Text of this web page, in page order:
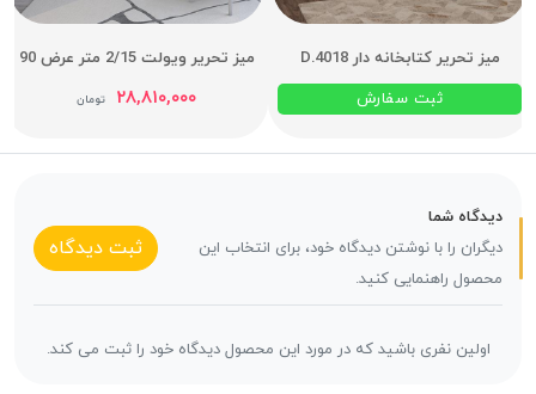
میز تحریر کتابخانه دار D.4018
ثبت سفارش
میز تحریر ویولت 2/15 متر عرض 90
۲۸,۸۱۰,۰۰۰ تومان
دیدگاه شما
دیگران را با نوشتن دیدگاه خود، برای انتخاب این
محصول راهنمایی کنید.
ثبت دیدگاه
اولین نفری باشید که در مورد این محصول دیدگاه خود را ثبت می کند.